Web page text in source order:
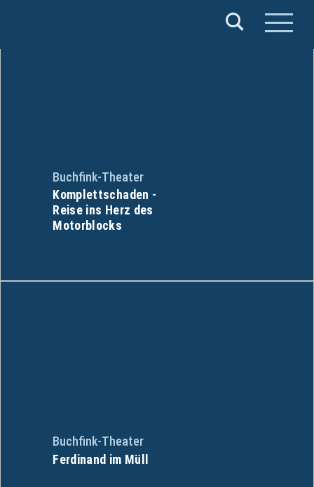
Buchfink-Theater
Komplettschaden -
Reise ins Herz des
Motorblocks
Buchfink-Theater
Ferdinand im Müll